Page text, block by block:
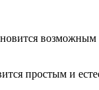
простым и